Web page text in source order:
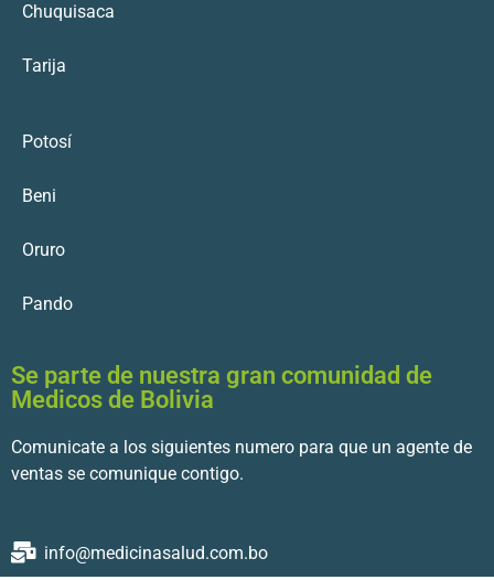
Chuquisaca
Tarija
Potosí
Beni
Oruro
Pando
Se parte de nuestra gran comunidad de
Medicos de Bolivia
Comunicate a los siguientes numero para que un agente de
ventas se comunique contigo.
info@medicinasalud.com.bo